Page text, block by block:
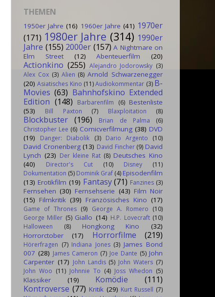
THEMEN
1950er Jahre (16) 1960er Jahre (41) 1970er
(171) 1980er Jahre (314) 1990er
Jahre (155) 2000er (157) A Nightmare on
Elm Street
(12) Abenteuerfilm (20)
Actionkino (255) Alejandro Jodorowsky (3)
Alex Cox (3) Alien (8) Arnold Schwarzenegger
(20) Asiatisches Kino (11)Audiokommentar (3) B-
Movies (63) Bahnhofskino Extended
Edition (148) Barbarenfilm (6) Bestenliste
(53)
Bill Paxton (7) Blaxploitation (8)
Blockbuster (196) Brian de Palma
(6)
Christopher Lee (6) Comicverfilmung (38) DVD
(19)
Danger: Diabolik (3) Dario Argento (10)
David Cronenberg (13) David Fincher (9) David
Lynch (23) Der kleine Rat (8) Deutsches Kino
(40)
Director's Cut (10) Disney
(11)
Dokumentation (5) Dominik Graf (4) Episodenfilm
(13) Erotikfilm (19) Fantasy (71) Fanzines (3)
Fernsehen (30) Fernsehserie (43) Film Noir
(15) Filmkritik (39) Französisches Kino (17)
Game of Thrones (9) George A. Romero (10)
George Miller (5) Giallo (14) H.P. Lovecraft (10)
Halloween
(8) Hongkong Kino
(32)
Horrorctober
(17) Horrorfilme (219)
Hörerfragen (7) Indiana Jones (3) James Bond
007 (28) James Cameron (7) Joe Dante (5) John
Carpenter (17) John Landis (5) John Waters (7)
John Woo (11) Johnnie To (4) Joss Whedon (5)
Klassiker (19) Komödie
(111)
Kontroverse (77) Kritik (29) Kurt Russell (7)